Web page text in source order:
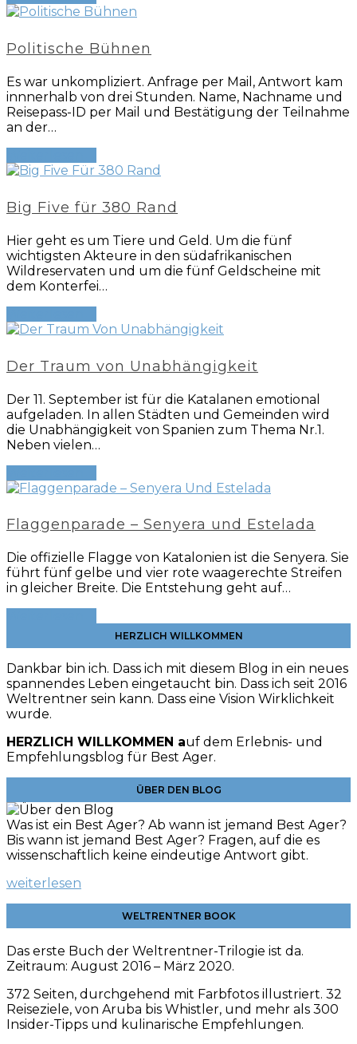
Politische Bühnen
Es war unkompliziert. Anfrage per Mail, Antwort kam
innnerhalb von drei Stunden. Name, Nachname und
Reisepass-ID per Mail und Bestätigung der Teilnahme
an der…
Big Five für 380 Rand
Hier geht es um Tiere und Geld. Um die fünf
wichtigsten Akteure in den südafrikanischen
Wildreservaten und um die fünf Geldscheine mit
dem Konterfei…
Der Traum von Unabhängigkeit
Der 11. September ist für die Katalanen emotional
aufgeladen. In allen Städten und Gemeinden wird
die Unabhängigkeit von Spanien zum Thema Nr.1.
Neben vielen…
Flaggenparade – Senyera und Estelada
Die offizielle Flagge von Katalonien ist die Senyera. Sie
führt fünf gelbe und vier rote waagerechte Streifen
in gleicher Breite. Die Entstehung geht auf…
HERZLICH WILLKOMMEN
Dankbar bin ich. Dass ich mit diesem Blog in ein neues
spannendes Leben eingetaucht bin. Dass ich seit 2016
Weltrentner sein kann. Dass eine Vision Wirklichkeit
wurde.
HERZLICH WILLKOMMEN auf dem Erlebnis- und
Empfehlungsblog für Best Ager.
ÜBER DEN BLOG
Was ist ein Best Ager? Ab wann ist jemand Best Ager?
Bis wann ist jemand Best Ager? Fragen, auf die es
wissenschaftlich keine eindeutige Antwort gibt.
weiterlesen
WELTRENTNER BOOK
Das erste Buch der Weltrentner-Trilogie ist da.
Zeitraum: August 2016 – März 2020.
372 Seiten, durchgehend mit Farbfotos illustriert. 32
Reiseziele, von Aruba bis Whistler, und mehr als 300
Insider-Tipps und kulinarische Empfehlungen.